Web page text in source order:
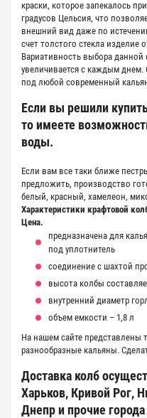
краски, которое запекалось
градусов Цельсия, что
внешний вид даже по
счет толстого стекла изделие
Вариативность выбора
увеличивается с каждым днем.
под любой современный
Если вы решили
то имеете
воды.
Если вам все таки ближе
предложить, производство
белый, красный, хамелеон,
Характеристики крафтовой
Цена.
предназначена для
под уплотнитель
cоединение с шахтой
высота колбы
внутренний диаметр
объем емкости – 1,8 л
На нашем сайте представлены
разнообразные кальяны.
Доставка колб
Харьков, Кривой Рог,
Днепр и прочие